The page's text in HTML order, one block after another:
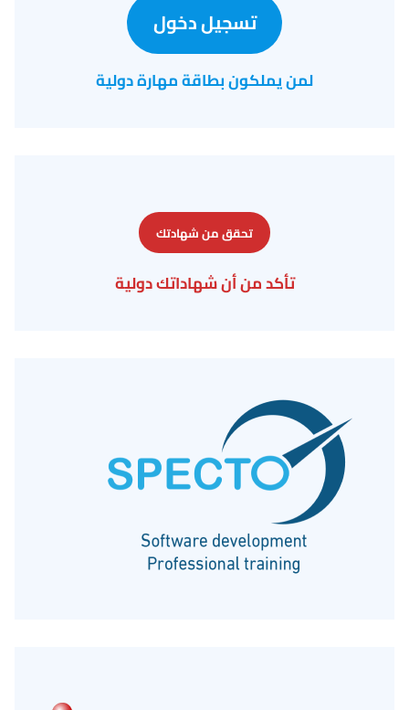
تسجيل دخول
لمن يملكون بطاقة مهارة دولية
تحقق من شهادتك
تأكد من أن شهاداتك دولية